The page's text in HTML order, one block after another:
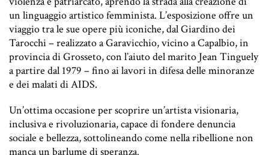
un linguaggio artistico femminista. L’esposizione offre un
viaggio tra le sue opere più iconiche, dal Giardino dei
Tarocchi – realizzato a Garavicchio, vicino a Capalbio, in
provincia di Grosseto, con l’aiuto del marito Jean Tinguely
a partire dal 1979 – fino ai lavori in difesa delle minoranze
e dei malati di AIDS.
Un’ottima occasione per scoprire un’artista visionaria,
inclusiva e rivoluzionaria, capace di fondere denuncia
sociale e bellezza, sottolineando come nella ribellione non
manca un barlume di speranza.